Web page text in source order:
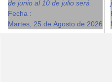
de junio al 10 de julio será
Fecha :
Martes, 25 de Agosto de 2026